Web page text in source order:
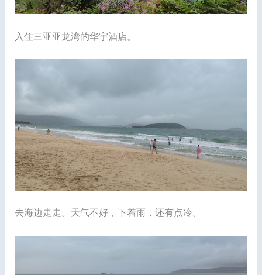
入住三亚亚龙湾的华宇酒店。
去海边走走。天气不好，下着雨，还有点冷。